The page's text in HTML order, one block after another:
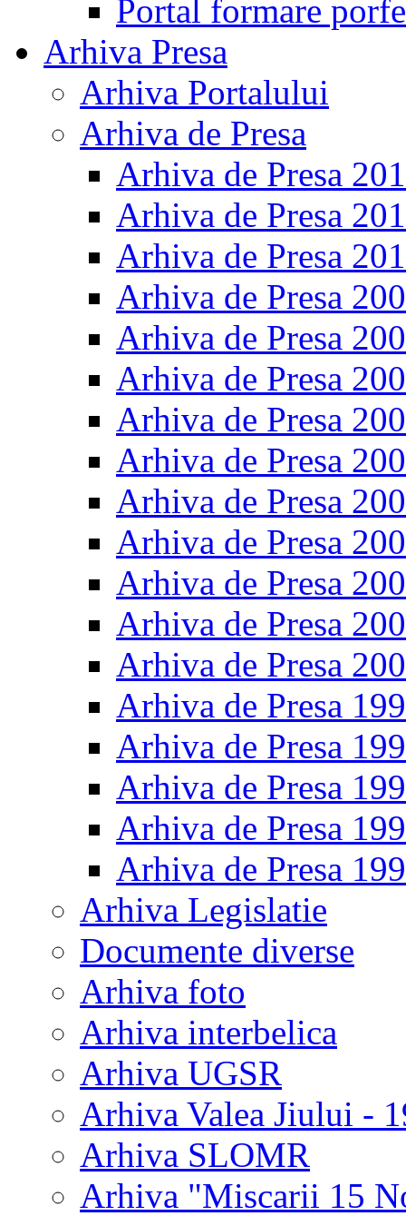
Portal formare
Arhiva Presa
Arhiva Portalului
Arhiva de Presa
Arhiva de Presa
Arhiva de Presa
Arhiva de Presa
Arhiva de Presa
Arhiva de Presa
Arhiva de Presa
Arhiva de Presa
Arhiva de Presa
Arhiva de Presa
Arhiva de Presa
Arhiva de Presa
Arhiva de Presa
Arhiva de Presa
Arhiva de Presa
Arhiva de Presa
Arhiva de Presa
Arhiva de Presa
Arhiva de Presa
Arhiva Legislatie
Documente diverse
Arhiva foto
Arhiva interbelica
Arhiva UGSR
Arhiva Valea Jiului -
Arhiva SLOMR
Arhiva "Miscarii 15